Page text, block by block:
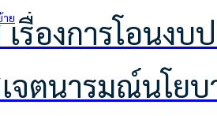
ย
เรื่องการโอน
เจตนารมณ์นโย